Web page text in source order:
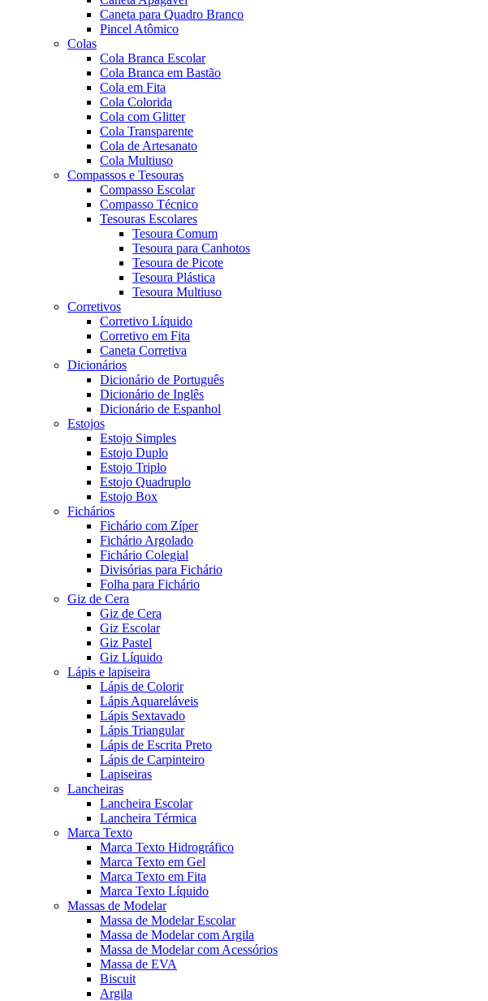
Caneta para Quadro Branco
Pincel Atômico
Colas
Cola Branca Escolar
Cola Branca em Bastão
Cola em Fita
Cola Colorida
Cola com Glitter
Cola Transparente
Cola de Artesanato
Cola Multiuso
Compassos e Tesouras
Compasso Escolar
Compasso Técnico
Tesouras Escolares
Tesoura Comum
Tesoura para Canhotos
Tesoura de Picote
Tesoura Plástica
Tesoura Multiuso
Corretivos
Corretivo Líquido
Corretivo em Fita
Caneta Corretiva
Dicionários
Dicionário de Português
Dicionário de Inglês
Dicionário de Espanhol
Estojos
Estojo Simples
Estojo Duplo
Estojo Triplo
Estojo Quadruplo
Estojo Box
Fichários
Fichário com Zíper
Fichário Argolado
Fichário Colegial
Divisórias para Fichário
Folha para Fichário
Giz de Cera
Giz de Cera
Giz Escolar
Giz Pastel
Giz Líquido
Lápis e lapiseira
Lápis de Colorir
Lápis Aquareláveis
Lápis Sextavado
Lápis Triangular
Lápis de Escrita Preto
Lápis de Carpinteiro
Lapiseiras
Lancheiras
Lancheira Escolar
Lancheira Térmica
Marca Texto
Marca Texto Hidrográfico
Marca Texto em Gel
Marca Texto em Fita
Marca Texto Líquido
Massas de Modelar
Massa de Modelar Escolar
Massa de Modelar com Argila
Massa de Modelar com Acessórios
Massa de EVA
Biscuit
Argila